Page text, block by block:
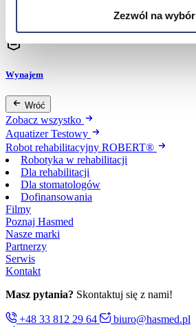
Zezwól na wybór
Zobacz wszystko
Wynajem
Wróć
Zobacz wszystko
Aquatizer Testowy
Robot rehabilitacyjny ROBERT®
Robotyka w rehabilitacji
Dla rehabilitacji
Dla stomatologów
Dofinansowania
Filmy
Poznaj Hasmed
Nasze marki
Partnerzy
Serwis
Kontakt
Masz pytania? Skontaktuj się z nami!
+48 33 812 29 64
biuro@hasmed.pl